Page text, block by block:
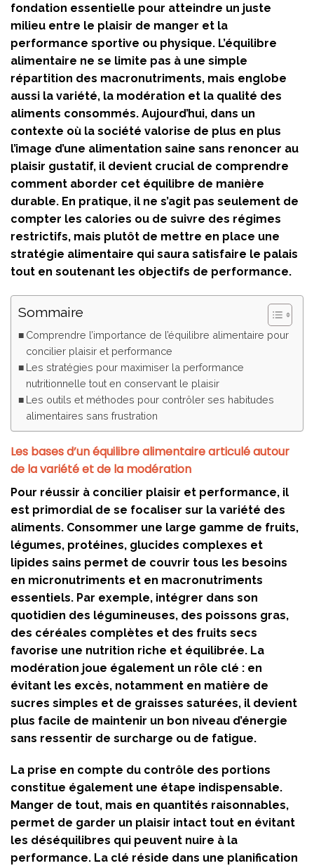
fondation essentielle pour atteindre un juste
milieu entre le plaisir de manger et la
performance sportive ou physique. L’équilibre
alimentaire ne se limite pas à une simple
répartition des macronutriments, mais englobe
aussi la variété, la modération et la qualité des
aliments consommés. Aujourd’hui, dans un
contexte où la société valorise de plus en plus
l’image d’une alimentation saine sans renoncer au
plaisir gustatif, il devient crucial de comprendre
comment aborder cet équilibre de manière
durable. En pratique, il ne s’agit pas seulement de
compter les calories ou de suivre des régimes
restrictifs, mais plutôt de mettre en place une
stratégie alimentaire qui saura satisfaire le palais
tout en soutenant les objectifs de performance.
Sommaire
Comprendre l’importance de l’équilibre alimentaire pour
concilier plaisir et performance
Les stratégies pour maximiser la performance
nutritionnelle tout en conservant le plaisir
Les outils et méthodes pour contrôler ses habitudes
alimentaires sans frustration
Les bases d’un équilibre alimentaire articulé autour
de la variété et de la modération
Pour réussir à concilier plaisir et performance, il
est primordial de se focaliser sur la variété des
aliments. Consommer une large gamme de fruits,
légumes, protéines, glucides complexes et
lipides sains permet de couvrir tous les besoins
en micronutriments et en macronutriments
essentiels. Par exemple, intégrer dans son
quotidien des légumineuses, des poissons gras,
des céréales complètes et des fruits secs
favorise une nutrition riche et équilibrée. La
modération joue également un rôle clé : en
évitant les excès, notamment en matière de
sucres simples et de graisses saturées, il devient
plus facile de maintenir un bon niveau d’énergie
sans ressentir de surcharge ou de fatigue.
La prise en compte du contrôle des portions
constitue également une étape indispensable.
Manger de tout, mais en quantités raisonnables,
permet de garder un plaisir intact tout en évitant
les déséquilibres qui peuvent nuire à la
performance. La clé réside dans une planification